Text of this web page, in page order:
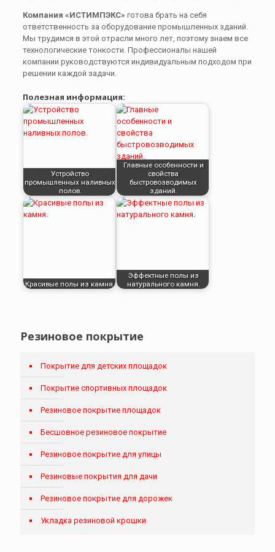
Компания «ИСТИМПЭКС» готова брать на себя
ответственность за оборудование промышленных зданий.
Мы трудимся в этой отрасли много лет, поэтому знаем все
технологические тонкости. Профессионалы нашей
компании руководствуются индивидуальным подходом при
решении каждой задачи.
Полезная информация:
Устройство
промышленных наливных
полов.
Главные особенности и
свойства
быстровозводимых
зданий.
Красивые полы из камня.
Эффектные полы из
натурального камня.
Резиновое покрытие
Покрытие для детских площадок
Покрытие спортивных площадок
Резиновое покрытие площадок
Бесшовное резиновое покрытие
Резиновое покрытие для улицы
Резиновые покрытия для дачи
Резиновое покрытие для дорожек
Укладка резиновой крошки